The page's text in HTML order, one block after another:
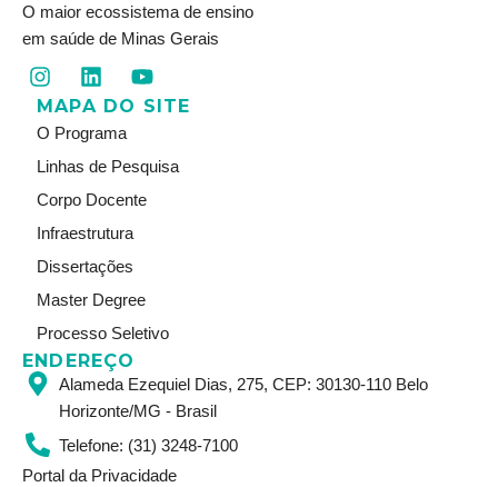
O maior ecossistema de ensino
em saúde de Minas Gerais
I
n
s
t
a
g
r
a
m
L
i
n
k
e
d
i
n
Y
o
u
u
b
e
MAPA DO SITE
O Programa
Linhas de Pesquisa
Corpo Docente
Infraestrutura
Dissertações
Master Degree
Processo Seletivo
ENDEREÇO
Alameda Ezequiel Dias, 275, CEP: 30130-110 Belo
Horizonte/MG - Brasil
Telefone: (31) 3248-7100
Portal da Privacidade